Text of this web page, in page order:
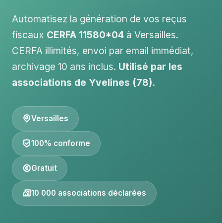
Automatisez la génération de vos reçus
fiscaux CERFA 11580*04 à Versailles.
CERFA illimités, envoi par email immédiat,
archivage 10 ans inclus. Utilisé par les
associations de Yvelines (78).
Versailles
100% conforme
Gratuit
10 000 associations déclarées